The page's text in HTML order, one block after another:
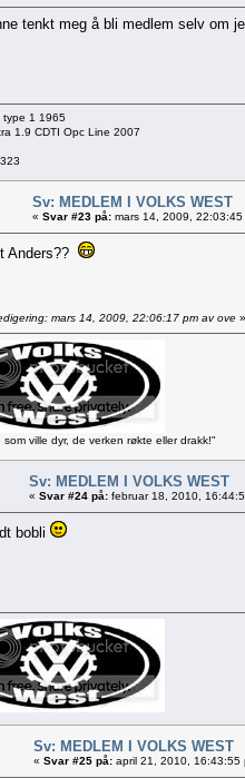
tenkt meg å bli medlem selv om
type 1 1965
1.9 CDTI Opc Line 2007
Sv: MEDLEM I VOLKS WEST
« Svar #23 på: mars 14, 2009, 22:03:45
Anders??
mars 14, 2009, 22:06:17 pm av ove »
som ville dyr, de verken røkte eller drakk!"
Sv: MEDLEM I VOLKS WEST
« Svar #24 på: februar 18, 2010,
bobli
Sv: MEDLEM I VOLKS WEST
« Svar #25 på: april 21, 2010, 16:43:55